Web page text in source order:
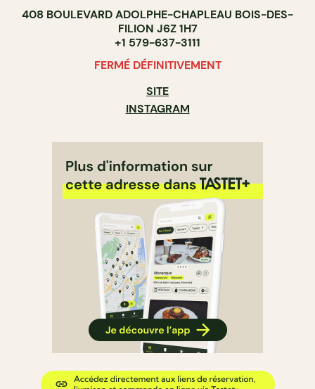
408 BOULEVARD ADOLPHE-CHAPLEAU BOIS-DES-
FILION J6Z 1H7
+1 579-637-3111
FERMÉ DÉFINITIVEMENT
SITE
INSTAGRAM